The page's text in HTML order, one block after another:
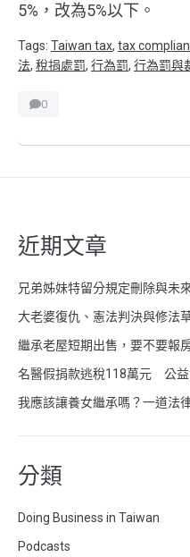
5%，改為5%以下。
Tags: Taiwan tax, tax
法, 稅捐處罰, 行為罰, 行為罰與
0
近期文章
兄弟姊妹特留分規定刪除與未
大老婆復仇、憲法判決與修法
繼承老屋短期出售，要不要報
名醫假捐款逃稅118萬元 公益
我應該讓養女繼承嗎？一道法
分類
Doing Business in Taiwan
Podcasts